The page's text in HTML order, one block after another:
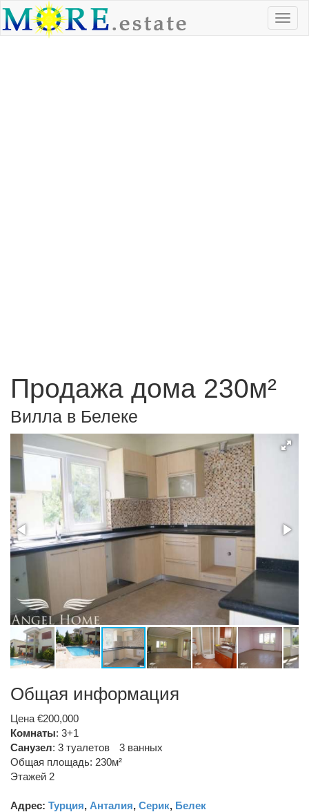
Продажа дома 230м²
Вилла в Белеке
Общая информация
Цена €200,000
Комнаты: 3+1
Санузел: 3 туалетов
3 ванных
Общая площадь: 230м²
Этажей 2
Адрес: Турция, Анталия, Серик, Белек